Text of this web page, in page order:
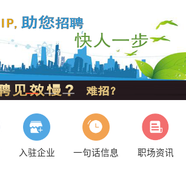
入驻企业 一句话信息 职场资讯